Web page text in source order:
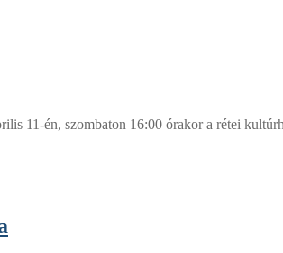
11-én, szombaton 16:00 órakor a rétei